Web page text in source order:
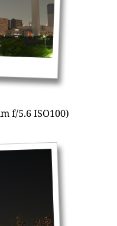
f/5.6 ISO100)